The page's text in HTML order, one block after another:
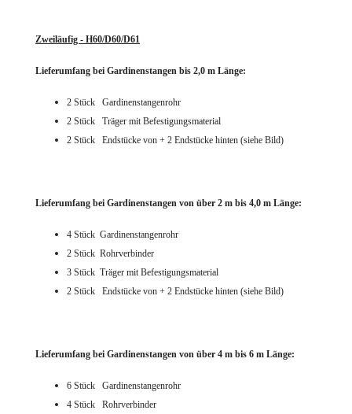
Zweiläufig - H60/D60/D61
Lieferumfang bei Gardinenstangen bis 2,0 m Länge:
2 Stück Gardinenstangenrohr
2 Stück Träger mit Befestigungsmaterial
2 Stück Endstücke von + 2 Endstücke hinten (siehe Bild)
Lieferumfang bei Gardinenstangen von über 2 m bis 4,0 m Länge:
4 Stück Gardinenstangenrohr
2 Stück Rohrverbinder
3 Stück Träger mit Befestigungsmaterial
2 Stück Endstücke von + 2 Endstücke hinten (siehe Bild)
Lieferumfang bei Gardinenstangen von über 4 m bis 6 m Länge:
6 Stück Gardinenstangenrohr
4 Stück Rohrverbinder